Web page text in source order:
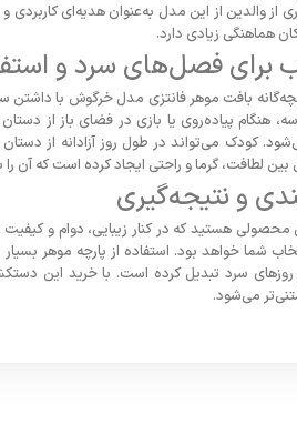
از والدین از این مدل به‌عنوان هدیه‌ای کاربردی
هماهنگی زیادی دارد.
برای فصل‌های سرد و
بافت موهر فانتزی مدل خرگوش با داشتن
هنگام پیاده‌روی یا بازی در فضای باز از
کودک می‌تواند در طول روز آزادانه از
بین لطافت، گرما و راحتی ایجاد کرده است که آن
و نتیجه‌گیری
محصولی هستید که در کنار زیبایی، دوام و
شما خواهد بود. استفاده از پارچه موهر
روزهای سرد تبدیل کرده است. با خرید این
می‌شود.